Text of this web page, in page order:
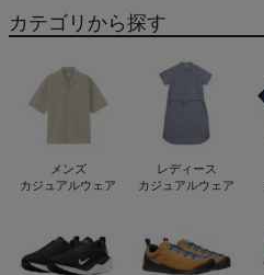
カテゴリから探す
メンズ
カジュアルウェア
レディース
カジュアルウェア